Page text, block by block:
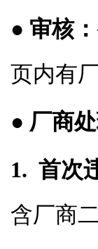
● 审核：
页内有
● 厂商
1. 首次
含厂商